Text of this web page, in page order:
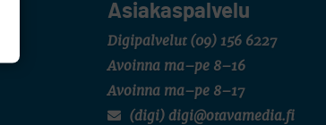
Asiakaspalvelu
Digipalvelut (09) 156 6227
Avoinna ma–pe 8–16
Avoinna ma–pe 8–17
(digi) digi@otavamedia.fi